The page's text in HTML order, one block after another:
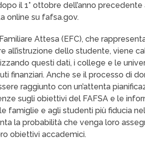
il 1° ottobre dell’anno
online su fafsa.gov.
Attesa (EFC), che
all’istruzione dello studente, viene
questi dati, i college e le
finanziari. Anche se il processo di
raggiunto con un’attenta
sugli obiettivi del FAFSA e le
famiglie e agli studenti più fiducia
la probabilità che venga loro
obiettivi accademici.